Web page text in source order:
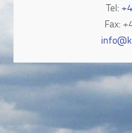
Tel:
Fax: